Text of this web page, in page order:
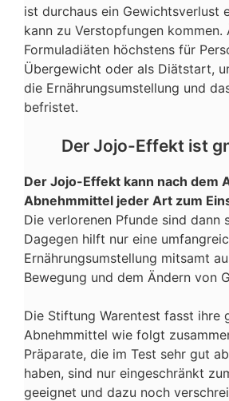
ist durchaus ein Gewichtsverlust
kann zu Verstopfungen kommen.
Formuladiäten höchstens für
Übergewicht oder als Diätstart,
die Ernährungsumstellung und
befristet.
Der Jojo-Effekt ist
Der Jojo-Effekt kann nach dem
Abnehmmittel jeder Art zum
Die verlorenen Pfunde sind dann
Dagegen hilft nur eine
Ernährungsumstellung mitsamt
Bewegung und dem Ändern von
Die Stiftung Warentest fasst ihre
Abnehmmittel wie folgt
Präparate, die im Test sehr gut
haben, sind nur eingeschränkt
geeignet und dazu noch